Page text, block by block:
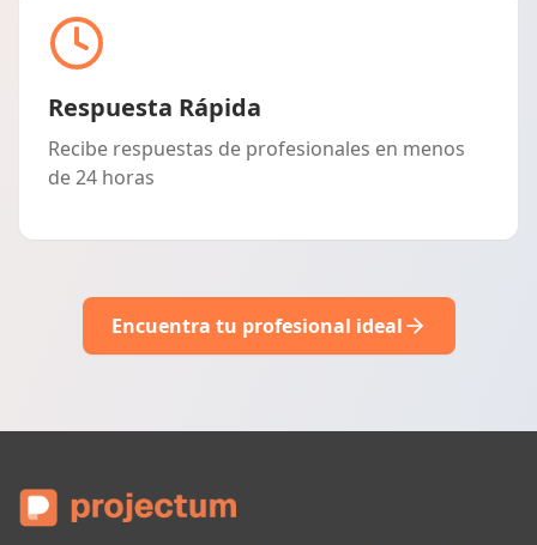
Respuesta Rápida
Recibe respuestas de profesionales en menos
de 24 horas
Encuentra tu profesional ideal